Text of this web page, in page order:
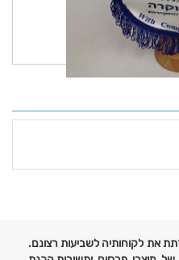
מעל 35 שנה משרתת את לקוחותיה לשביעות רצונם.